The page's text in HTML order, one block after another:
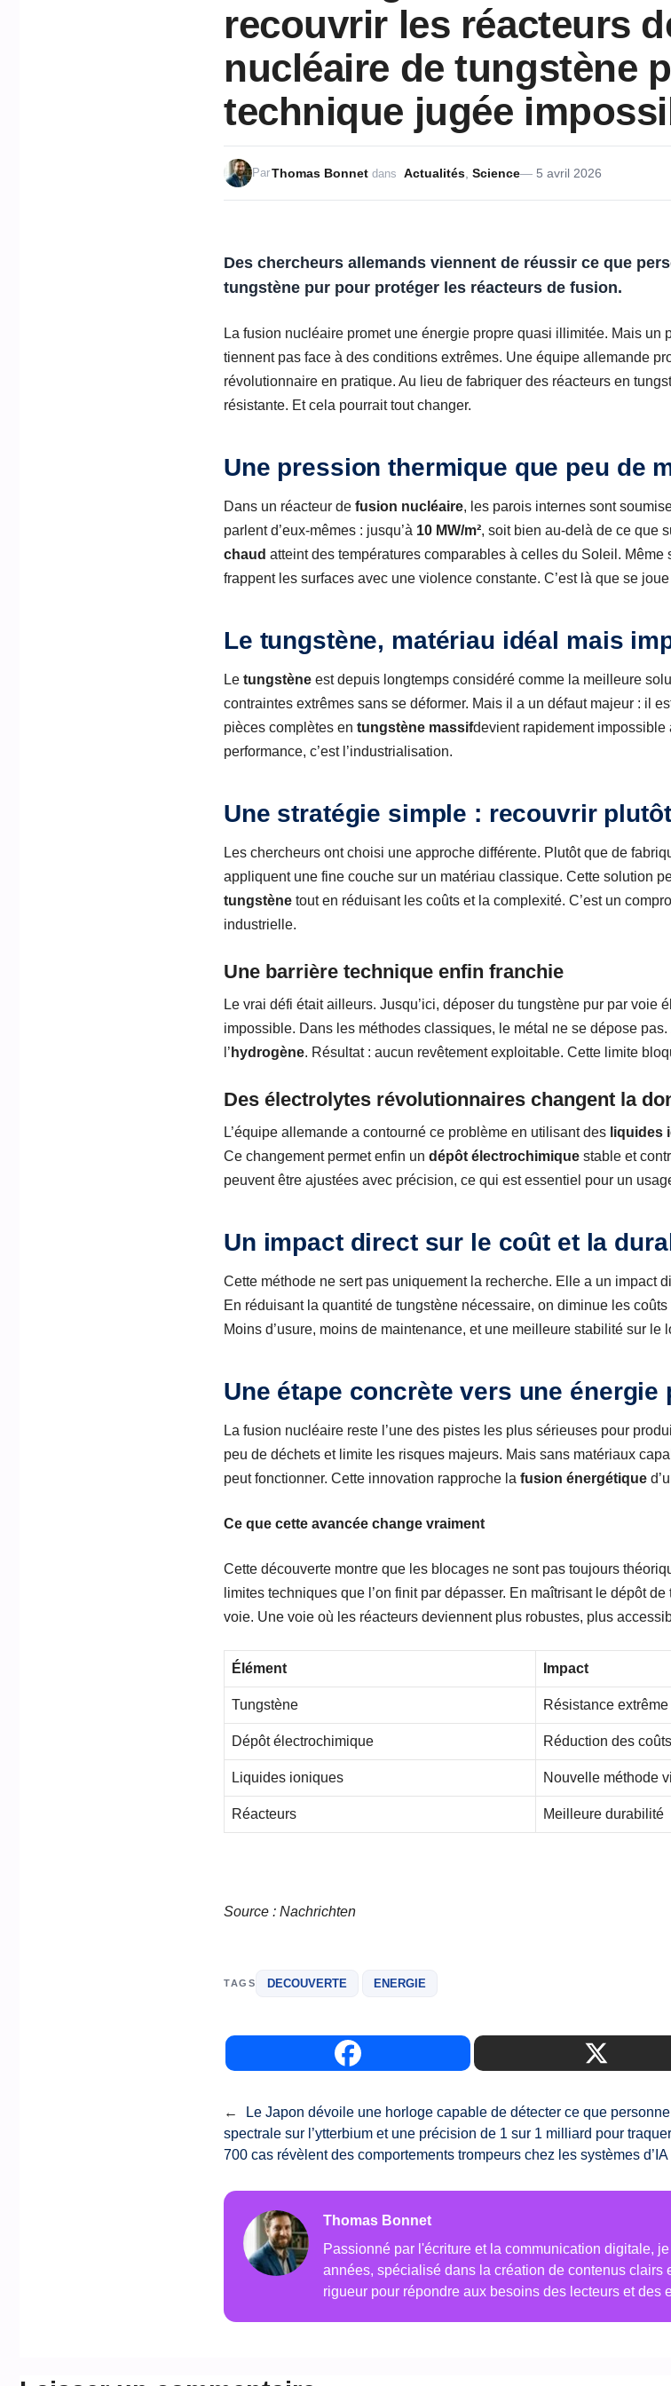
recouvrir les réacteurs
nucléaire de tungstène
technique jugée
5 avril 2026
ParThomas Bonnet dans Actualités Science
Des chercheurs allemands viennent de réussir ce que
tungstène pur pour protéger les réacteurs de fusion.
La fusion nucléaire promet une énergie propre quasi illimitée. Mais un
tiennent pas face à des conditions extrêmes. Une équipe allemande
révolutionnaire en pratique. Au lieu de fabriquer des réacteurs en
résistante. Et cela pourrait tout changer.
Une pression thermique que peu de
Dans un réacteur de fusion nucléaire, les parois internes sont
parlent d’eux-mêmes : jusqu’à 10 MW/m², soit bien au-delà de ce que
chaud atteint des températures comparables à celles du Soleil.
frappent les surfaces avec une violence constante. C’est là que se
Le tungstène, matériau idéal mais
Le tungstène est depuis longtemps considéré comme la meilleure
contraintes extrêmes sans se déformer. Mais il a un défaut majeur : il
pièces complètes en tungstène massifdevient rapidement impossible
performance, c’est l’industrialisation.
Une stratégie simple : recouvrir
Les chercheurs ont choisi une approche différente. Plutôt que de
appliquent une fine couche sur un matériau classique. Cette solution
tungstène tout en réduisant les coûts et la complexité. C’est un
industrielle.
Une barrière technique enfin franchie
Le vrai défi était ailleurs. Jusqu’ici, déposer du tungstène pur par voie
impossible. Dans les méthodes classiques, le métal ne se dépose
l’ hydrogène. Résultat : aucun revêtement exploitable. Cette limite
Des électrolytes révolutionnaires changent la
L’équipe allemande a contourné ce problème en utilisant des liquides
Ce changement permet enfin un dépôt électrochimique stable et
peuvent être ajustées avec précision, ce qui est essentiel pour un
Un impact direct sur le coût et la
Cette méthode ne sert pas uniquement la recherche. Elle a un impact
En réduisant la quantité de tungstène nécessaire, on diminue les
Moins d’usure, moins de maintenance, et une meilleure stabilité sur le
Une étape concrète vers une énergie
La fusion nucléaire reste l’une des pistes les plus sérieuses pour
peu de déchets et limite les risques majeurs. Mais sans matériaux
peut fonctionner. Cette innovation rapproche la fusion énergétique
Ce que cette avancée change vraiment
Cette découverte montre que les blocages ne sont pas toujours
limites techniques que l’on finit par dépasser. En maîtrisant le dépôt
voie. Une voie où les réacteurs deviennent plus robustes, plus
Élément Impact
Tungstène Résistance
Dépôt électrochimique Réduction des coûts
Liquides ioniques Nouvelle méthode
Réacteurs Meilleure durabilité
Source : Nachrichten
TAGS DECOUVERTE ENERGIE
←
Le Japon dévoile une horloge capable de détecter ce que
spectrale sur l’ytterbium et une précision de 1 sur 1 milliard pour
700 cas révèlent des comportements trompeurs chez les systèmes d’IA
Thomas Bonnet
Passionné par l'écriture et la communication digitale,
années, spécialisé dans la création de contenus clairs
rigueur pour répondre aux besoins des lecteurs et des